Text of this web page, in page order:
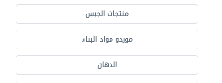
منتجات الجبس
موردو مواد البناء
الدهان